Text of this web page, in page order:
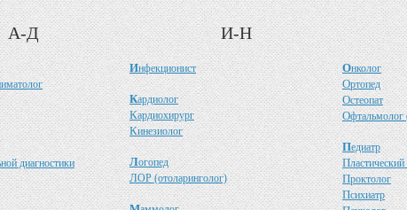
А-Д
диагностики
И-Н
Инфекционист
Кардиолог
Кардиохирург
Кинезиолог
Логопед
ЛОР (отоларинголог)
Онколог
Ортопед
Остеопат
Офтальмолог
Педиатр
П
Проктолог
Психиатр